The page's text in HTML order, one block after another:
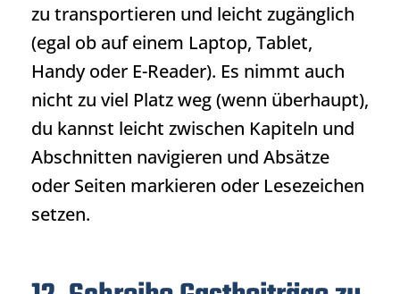
zu transportieren und leicht zugänglich
(egal ob auf einem Laptop, Tablet,
Handy oder E-Reader). Es nimmt auch
nicht zu viel Platz weg (wenn überhaupt),
du kannst leicht zwischen Kapiteln und
Abschnitten navigieren und Absätze
oder Seiten markieren oder Lesezeichen
setzen.